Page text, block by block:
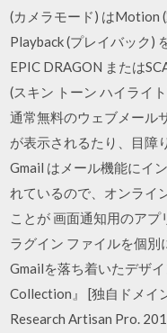
(カメラモード) はMotion
Playback (プレイバック)
EPIC DRAGON または
(スキン トーン ハイライ
通常無料のウェブメール
が表示されるたり、目障
Gmail はメール機能にイ
れているので、オンライ
ことが 画面通知用のア
ラグイン ファイルを個
Gmailを落ち着いたデザ
Collection』 [独自ドメイ
Research Artisan Pro.